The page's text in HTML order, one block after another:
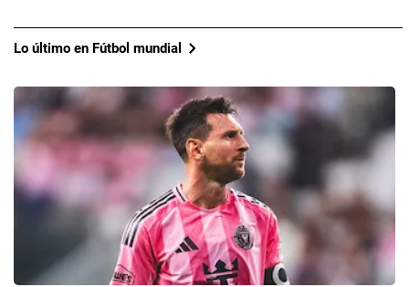
Lo último en Fútbol mundial